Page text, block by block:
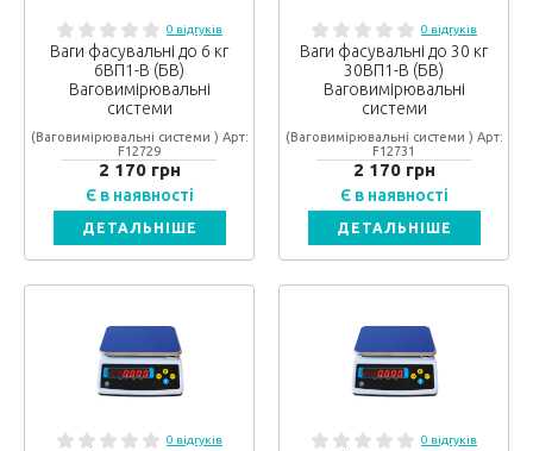
0 відгуків
Ваги фасувальні до 6 кг
6ВП1-В (БВ)
Ваговимірювальні
системи
(Ваговимірювальні системи ) Арт:
F12729
2 170 грн
Є в наявності
ДЕТАЛЬНІШЕ
0 відгуків
Ваги фасувальні до 30 кг
30ВП1-В (БВ)
Ваговимірювальні
системи
(Ваговимірювальні системи ) Арт:
F12731
2 170 грн
Є в наявності
ДЕТАЛЬНІШЕ
0 відгуків 0 відгуків